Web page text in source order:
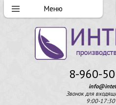
8-960-
Звонок для
9:00-17:30